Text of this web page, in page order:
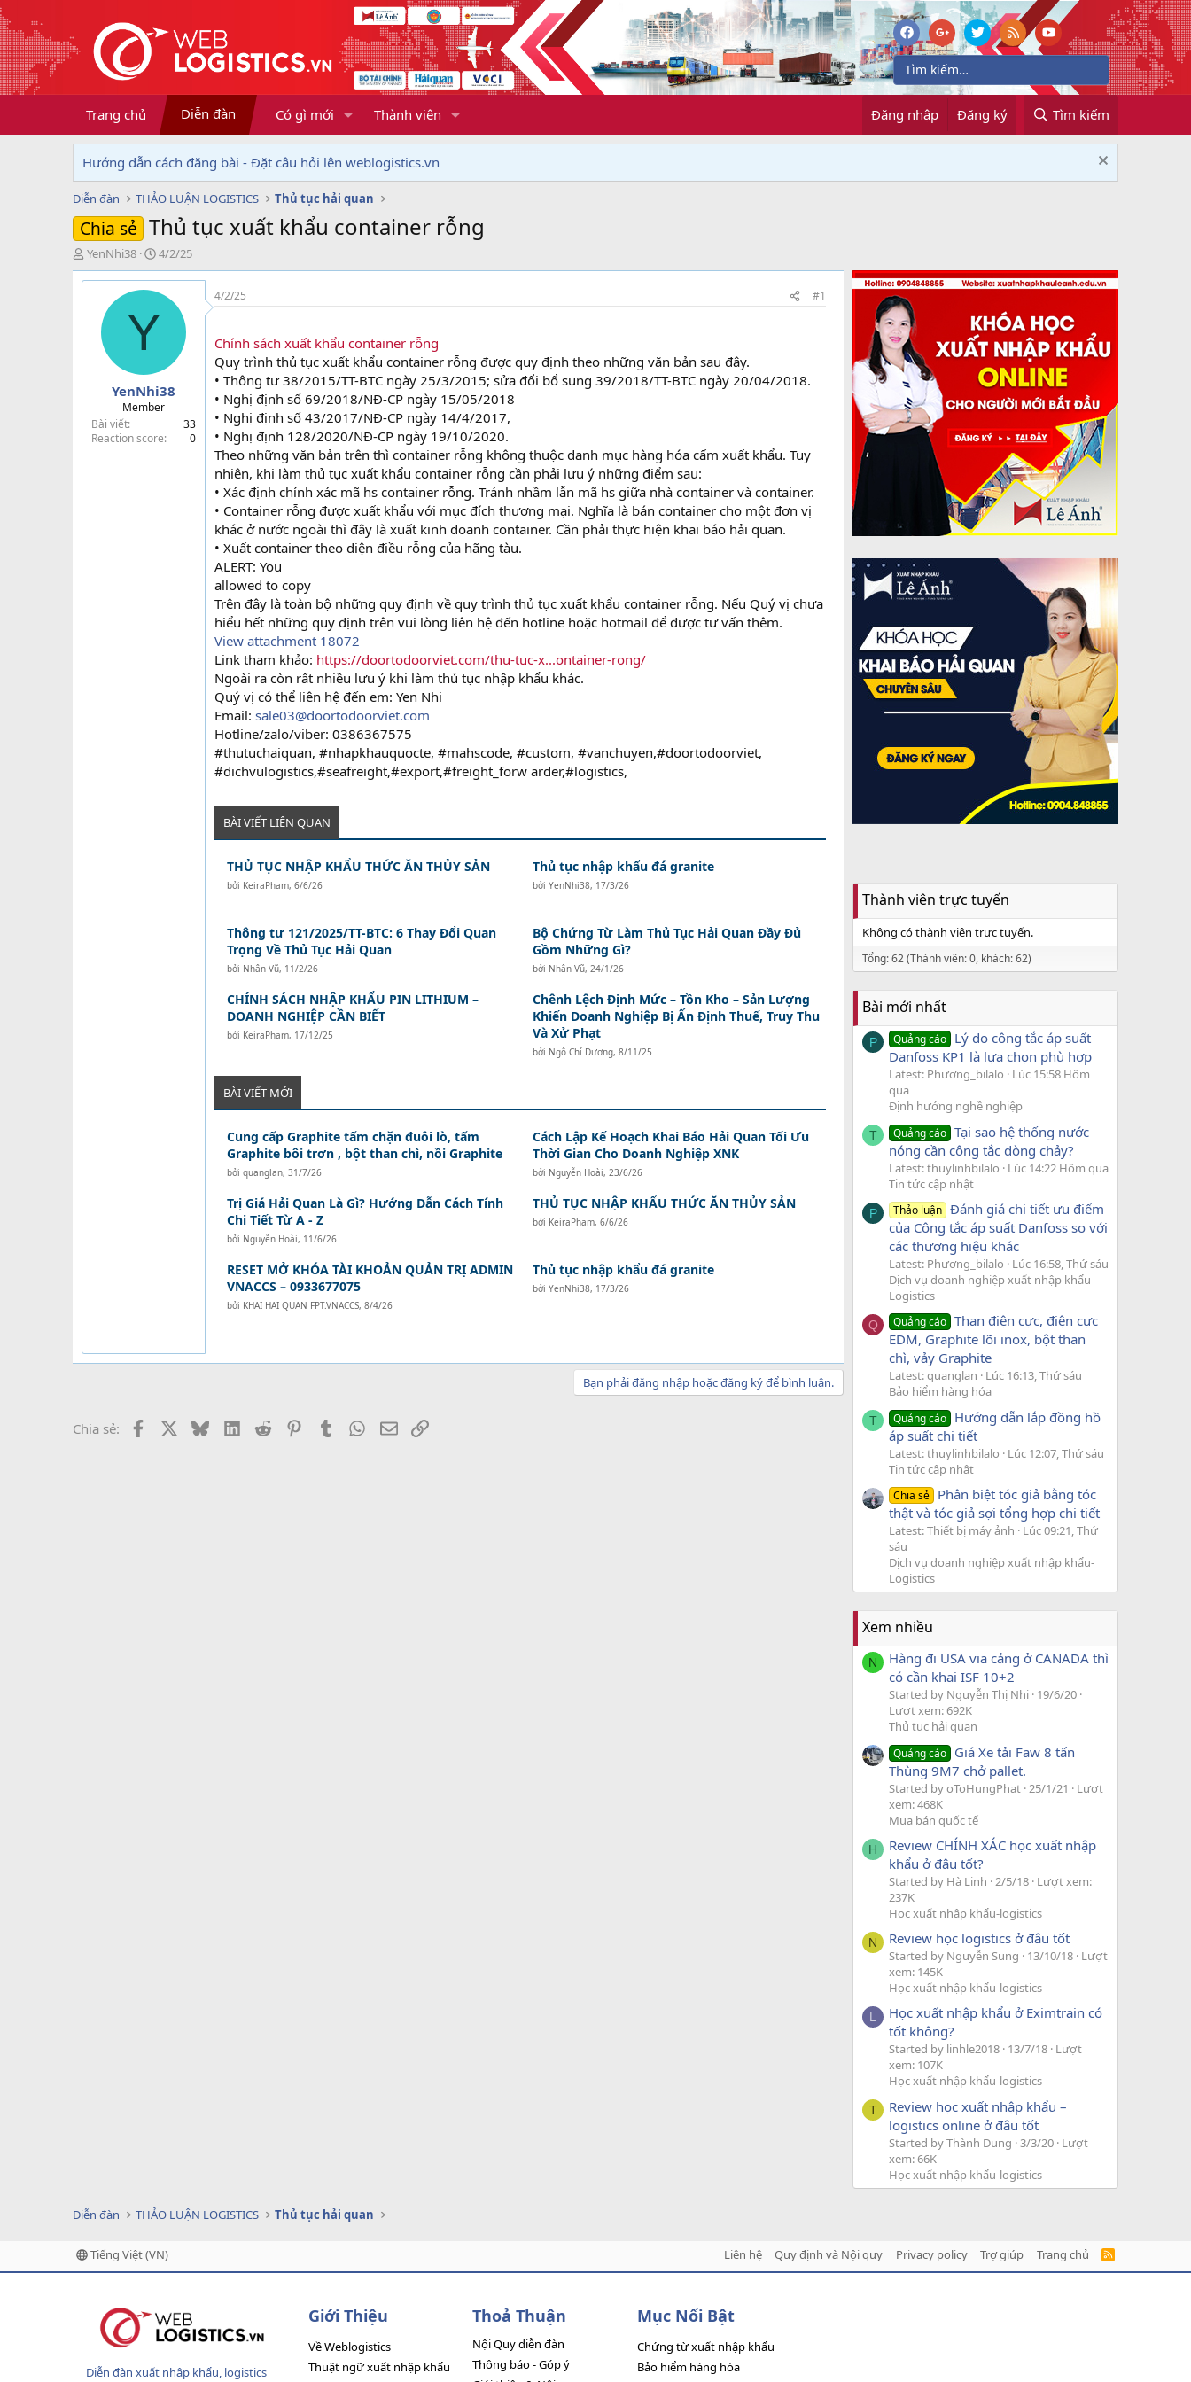
Trang chủ Diễn đàn Có gì mới Thành viên Đăng nhập Đăng ký Tìm kiếm
Hướng dẫn cách đăng bài - Đặt câu hỏi lên weblogistics.vn
Diễn đàn THẢO LUẬN LOGISTICS Thủ tục hải quan
Chia sẻ Thủ tục xuất khẩu container rỗng
T
h
r
YenNhi38
N
g
à
y
g
4/2/25
Y
YenNhi38
Member
Bài viết
33
Reaction score
0
4/2/25 #1
Chính sách xuất khẩu container rỗng
Quy trình thủ tục xuất khẩu container rỗng được quy định theo những văn bản sau đây.
• Thông tư 38/2015/TT-BTC ngày 25/3/2015; sửa đổi bổ sung 39/2018/TT-BTC ngày 20/04/2018.
• Nghị định số 69/2018/NĐ-CP ngày 15/05/2018
• Nghị định số 43/2017/NĐ-CP ngày 14/4/2017,
• Nghị định 128/2020/NĐ-CP ngày 19/10/2020.
Theo những văn bản trên thì container rỗng không thuộc danh mục hàng hóa cấm xuất khẩu. Tuy
nhiên, khi làm thủ tục xuất khẩu container rỗng cần phải lưu ý những điểm sau:
• Xác định chính xác mã hs container rỗng. Tránh nhầm lẫn mã hs giữa nhà container và container.
• Container rỗng được xuất khẩu với mục đích thương mại. Nghĩa là bán container cho một đơn vị
khác ở nước ngoài thì đây là xuất kinh doanh container. Cần phải thực hiện khai báo hải quan.
• Xuất container theo diện điều rỗng của hãng tàu.
ALERT: You
allowed to copy
Trên đây là toàn bộ những quy định về quy trình thủ tục xuất khẩu container rỗng. Nếu Quý vị chưa
hiểu hết những quy định trên vui lòng liên hệ đến hotline hoặc hotmail để được tư vấn thêm.
View attachment 18072
Link tham khảo: https://doortodoorviet.com/thu-tuc-x...ontainer-rong/
Ngoài ra còn rất nhiều lưu ý khi làm thủ tục nhập khẩu khác.
Quý vị có thể liên hệ đến em: Yen Nhi
Email: sale03@doortodoorviet.com
Hotline/zalo/viber: 0386367575
#thutuchaiquan, #nhapkhauquocte, #mahscode, #custom, #vanchuyen,#doortodoorviet,
#dichvulogistics,#seafreight,#export,#freight_forw arder,#logistics,
BÀI VIẾT LIÊN QUAN
THỦ TỤC NHẬP KHẨU THỨC ĂN THỦY SẢN
bởi KeiraPham, 6/6/26
Thủ tục nhập khẩu đá granite
bởi YenNhi38, 17/3/26
Thông tư 121/2025/TT-BTC: 6 Thay Đổi Quan
Trọng Về Thủ Tục Hải Quan
bởi Nhân Vũ, 11/2/26
Bộ Chứng Từ Làm Thủ Tục Hải Quan Đầy Đủ
Gồm Những Gì?
bởi Nhân Vũ, 24/1/26
CHÍNH SÁCH NHẬP KHẨU PIN LITHIUM –
DOANH NGHIỆP CẦN BIẾT
bởi KeiraPham, 17/12/25
Chênh Lệch Định Mức – Tồn Kho – Sản Lượng
Khiến Doanh Nghiệp Bị Ấn Định Thuế, Truy Thu
Và Xử Phạt
bởi Ngô Chí Dương, 8/11/25
BÀI VIẾT MỚI
Cung cấp Graphite tấm chặn đuôi lò, tấm
Graphite bôi trơn , bột than chì, nồi Graphite
bởi quanglan, 31/7/26
Cách Lập Kế Hoạch Khai Báo Hải Quan Tối Ưu
Thời Gian Cho Doanh Nghiệp XNK
bởi Nguyễn Hoài, 23/6/26
Trị Giá Hải Quan Là Gì? Hướng Dẫn Cách Tính
Chi Tiết Từ A - Z
bởi Nguyễn Hoài, 11/6/26
THỦ TỤC NHẬP KHẨU THỨC ĂN THỦY SẢN
bởi KeiraPham, 6/6/26
RESET MỞ KHÓA TÀI KHOẢN QUẢN TRỊ ADMIN
VNACCS – 0933677075
bởi KHAI HAI QUAN FPT.VNACCS, 8/4/26
Thủ tục nhập khẩu đá granite
bởi YenNhi38, 17/3/26
Bạn phải đăng nhập hoặc đăng ký để bình luận.
Chia sẻ: Facebook BlueskyLinkedIn
Reddit PinterestTumblr WhatsApp
EmailLink
Thành viên trực tuyến
Không có thành viên trực tuyến.
Tổng: 62 (Thành viên: 0, khách: 62)
Bài mới nhất
P Quảng cáo Lý do công tắc áp suất
Danfoss KP1 là lựa chọn phù hợp
Latest: Phương_bilalo
Lúc 15:58 Hôm
qua
Định hướng nghề nghiệp
T Quảng cáo Tại sao hệ thống nước
nóng cần công tắc dòng chảy?
Latest: thuylinhbilalo
Lúc 14:22 Hôm qua
Tin tức cập nhật
P Thảo luận Đánh giá chi tiết ưu điểm
của Công tắc áp suất Danfoss so với
các thương hiệu khác
Latest: Phương_bilalo
Lúc 16:58, Thứ sáu
Dịch vụ doanh nghiệp xuất nhập khẩu-
Logistics
Q Quảng cáo Than điện cực, điện cực
EDM, Graphite lõi inox, bột than
chì, vảy Graphite
Latest: quanglan
Lúc 16:13, Thứ sáu
Bảo hiểm hàng hóa
T Quảng cáo Hướng dẫn lắp đồng hồ
áp suất chi tiết
Latest: thuylinhbilalo
Lúc 12:07, Thứ sáu
Tin tức cập nhật
Chia sẻ Phân biệt tóc giả bằng tóc
thật và tóc giả sợi tổng hợp chi tiết
Latest: Thiết bị máy ảnh
Lúc 09:21, Thứ
sáu
Dịch vụ doanh nghiệp xuất nhập khẩu-
Logistics
Xem nhiều
N
Hàng đi USA via cảng ở CANADA thì
có cần khai ISF 10+2
Started by Nguyễn Thị Nhi 19/6/20
Lượt xem: 692K
Thủ tục hải quan
Quảng cáo Giá Xe tải Faw 8 tấn
Thùng 9M7 chở pallet.
Started by oToHungPhat 25/1/21
Lượt
xem: 468K
Mua bán quốc tế
H
Review CHÍNH XÁC học xuất nhập
khẩu ở đâu tốt?
Started by Hà Linh 2/5/18 Lượt xem:
237K
Học xuất nhập khẩu-logistics
N Review học logistics ở đâu tốt
Started by Nguyễn Sung 13/10/18 Lượt
xem: 145K
Học xuất nhập khẩu-logistics
L
Học xuất nhập khẩu ở Eximtrain có
tốt không?
Started by linhle2018 13/7/18 Lượt
xem: 107K
Học xuất nhập khẩu-logistics
T
Review học xuất nhập khẩu –
logistics online ở đâu tốt
Started by Thành Dung 3/3/20 Lượt
xem: 66K
Học xuất nhập khẩu-logistics
Diễn đàn THẢO LUẬN LOGISTICS Thủ tục hải quan
Tiếng Việt (VN) Liên hệ Quy định và Nội quy Privacy policy Trợ giúp Trang chủ
R
Diễn đàn xuất nhập khẩu, logistics
Giới Thiệu
Về Weblogistics
Thuật ngữ xuất nhập khẩu
Thoả Thuận
Nội Quy diễn đàn
Thông báo - Góp ý
Mục Nổi Bật
Chứng từ xuất nhập khẩu
Bảo hiểm hàng hóa